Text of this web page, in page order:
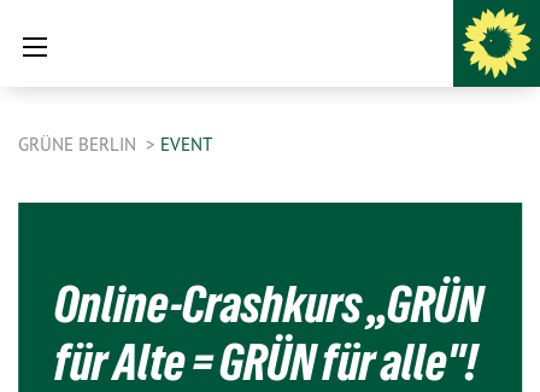
GRÜNE BERLIN EVENT
Online-Crashkurs „GRÜN
für Alte = GRÜN für alle"!